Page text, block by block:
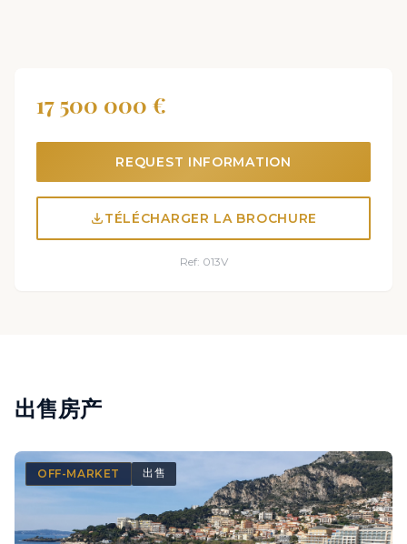
17 500 000 €
REQUEST INFORMATION
TÉLÉCHARGER LA BROCHURE
Ref: 013V
出售房产
OFF-MARKET 出售